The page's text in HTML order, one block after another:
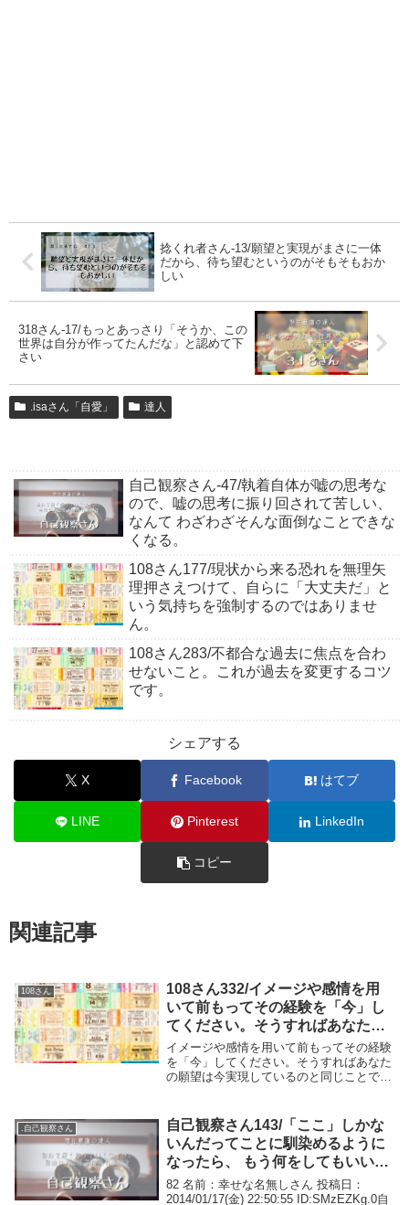
捻くれ者さん-13/願望と実現がまさに一体
だから、待ち望むというのがそもそもおか
しい
318さん-17/もっとあっさり「そうか、この
世界は自分が作ってたんだな」と認めて下
さい
.isaさん「自愛」 達人
自己観察さん-47/執着自体が嘘の思考な
ので、嘘の思考に振り回されて苦しい、
なんて わざわざそんな面倒なことできな
くなる。
108さん177/現状から来る恐れを無理矢
理押さえつけて、自らに「大丈夫だ」と
いう気持ちを強制するのではありませ
ん。
108さん283/不都合な過去に焦点を合わ
せないこと。これが過去を変更するコツ
です。
シェアする
X Facebook はてブ
LINE Pinterest LinkedIn
コピー
関連記事
108さん
108さん332/イメージや感情を用
いて前もってその経験を「今」し
てください。そうすればあなたの
願望は今実現しているのと同じこ
とです。
イメージや感情を用いて前もってその経験
を「今」してください。そうすればあなた
の願望は今実現しているのと同じことで
ID:k99YnwuP0108さん...
.自己観察さん
自己観察さん143/「ここ」しかな
いんだってことに馴染めるように
なったら、 もう何をしてもいい
し、何をしなくてもいい
82 名前：幸せな名無しさん 投稿日：
2014/01/17(金) 22:50:55 ID:SMzEZKg.0自